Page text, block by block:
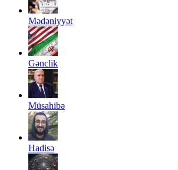
Mədəniyyət
Gənclik
Müsahibə
Hadisə